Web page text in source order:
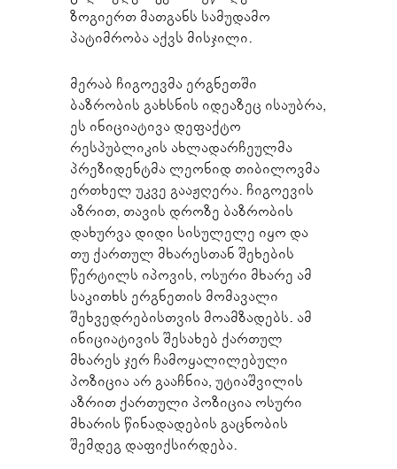
ზოგიერთ მათგანს სამუდამო
პატიმრობა აქვს მისჯილი.
მერაბ ჩიგოევმა ერგნეთში
ბაზრობის გახსნის იდეაზეც ისაუბრა,
ეს ინიციატივა დეფაქტო
რესპუბლიკის ახლადარჩეულმა
პრეზიდენტმა ლეონიდ თიბილოვმა
ერთხელ უკვე გააჟღერა. ჩიგოევის
აზრით, თავის დროზე ბაზრობის
დახურვა დიდი სისულელე იყო და
თუ ქართულ მხარესთან შეხების
წერტილს იპოვის, ოსური მხარე ამ
საკითხს ერგნეთის მომავალი
შეხვედრებისთვის მოამზადებს. ამ
ინიციატივის შესახებ ქართულ
მხარეს ჯერ ჩამოყალილებული
პოზიცია არ გააჩნია, უტიაშვილის
აზრით ქართული პოზიცია ოსური
მხარის წინადადების გაცნობის
შემდეგ დაფიქსირდება.